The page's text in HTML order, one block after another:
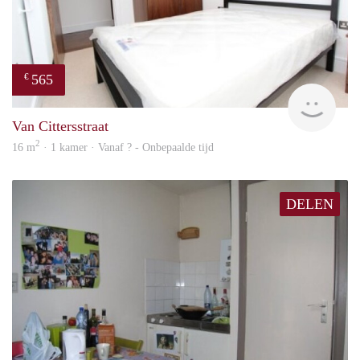
€ 565
Van Cittersstraat
16 m2 · 1 kamer · Vanaf ? - Onbepaalde tijd
DELEN